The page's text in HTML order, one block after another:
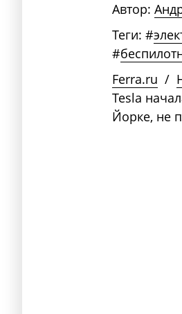
Автор:
Теги: #
#
Ferra.ru /
Tesla
Йорке, не